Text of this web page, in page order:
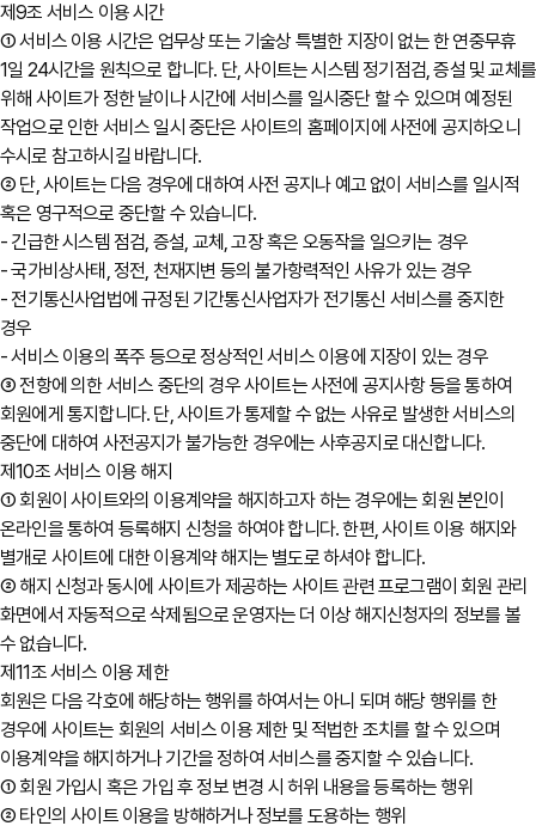
제9조 서비스 이용 시간
① 서비스 이용 시간은 업무상 또는 기술상 특별한 지장이 없는 한 연중무휴
1일 24시간을 원칙으로 합니다. 단, 사이트는 시스템 정기점검, 증설 및 교체를
위해 사이트가 정한 날이나 시간에 서비스를 일시중단 할 수 있으며 예정된
작업으로 인한 서비스 일시 중단은 사이트의 홈페이지에 사전에 공지하오니
수시로 참고하시길 바랍니다.
② 단, 사이트는 다음 경우에 대하여 사전 공지나 예고 없이 서비스를 일시적
혹은 영구적으로 중단할 수 있습니다.
- 긴급한 시스템 점검, 증설, 교체, 고장 혹은 오동작을 일으키는 경우
- 국가비상사태, 정전, 천재지변 등의 불가항력적인 사유가 있는 경우
- 전기통신사업법에 규정된 기간통신사업자가 전기통신 서비스를 중지한
경우
- 서비스 이용의 폭주 등으로 정상적인 서비스 이용에 지장이 있는 경우
③ 전항에 의한 서비스 중단의 경우 사이트는 사전에 공지사항 등을 통하여
회원에게 통지합니다. 단, 사이트가 통제할 수 없는 사유로 발생한 서비스의
중단에 대하여 사전공지가 불가능한 경우에는 사후공지로 대신합니다.
제10조 서비스 이용 해지
① 회원이 사이트와의 이용계약을 해지하고자 하는 경우에는 회원 본인이
온라인을 통하여 등록해지 신청을 하여야 합니다. 한편, 사이트 이용 해지와
별개로 사이트에 대한 이용계약 해지는 별도로 하셔야 합니다.
② 해지 신청과 동시에 사이트가 제공하는 사이트 관련 프로그램이 회원 관리
화면에서 자동적으로 삭제됨으로 운영자는 더 이상 해지신청자의 정보를 볼
수 없습니다.
제11조 서비스 이용 제한
회원은 다음 각호에 해당하는 행위를 하여서는 아니 되며 해당 행위를 한
경우에 사이트는 회원의 서비스 이용 제한 및 적법한 조치를 할 수 있으며
이용계약을 해지하거나 기간을 정하여 서비스를 중지할 수 있습니다.
① 회원 가입시 혹은 가입 후 정보 변경 시 허위 내용을 등록하는 행위
② 타인의 사이트 이용을 방해하거나 정보를 도용하는 행위